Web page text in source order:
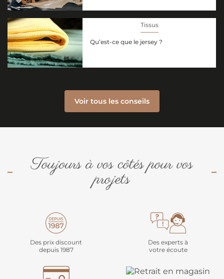
Tissus
Qu’est-ce que le jersey ?
Voir tous les conseils
Toujours à vos côtés pour vos
projets
Des prix discount
depuis 1987
Des experts à
votre écoute